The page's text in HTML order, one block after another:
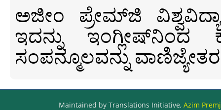
ಅಜೀಂ ಪ್ರೇಮ್‍ಜಿ
ಇದನ್ನು ಇಂಗ್ಲೀಷ್‍ನಿಂದ
ಸಂಪನ್ಮೂಲವನ್ನು
Maintained by Translations Initiative, Azim